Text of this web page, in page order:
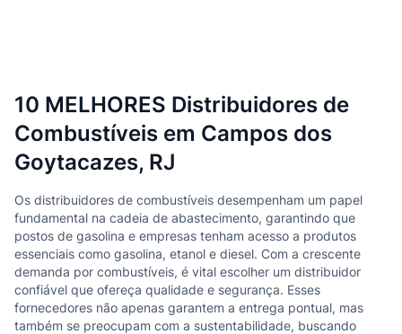
10 MELHORES Distribuidores de
Combustíveis em Campos dos
Goytacazes, RJ
Os distribuidores de combustíveis desempenham um papel
fundamental na cadeia de abastecimento, garantindo que
postos de gasolina e empresas tenham acesso a produtos
essenciais como gasolina, etanol e diesel. Com a crescente
demanda por combustíveis, é vital escolher um distribuidor
confiável que ofereça qualidade e segurança. Esses
fornecedores não apenas garantem a entrega pontual, mas
também se preocupam com a sustentabilidade, buscando